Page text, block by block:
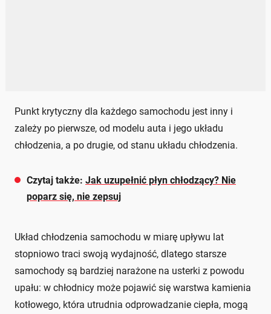
Punkt krytyczny dla każdego samochodu jest inny i
zależy po pierwsze, od modelu auta i jego układu
chłodzenia, a po drugie, od stanu układu chłodzenia.
Czytaj także: Jak uzupełnić płyn chłodzący? Nie
poparz się, nie zepsuj
Układ chłodzenia samochodu w miarę upływu lat
stopniowo traci swoją wydajność, dlatego starsze
samochody są bardziej narażone na usterki z powodu
upału: w chłodnicy może pojawić się warstwa kamienia
kotłowego, która utrudnia odprowadzanie ciepła, mogą